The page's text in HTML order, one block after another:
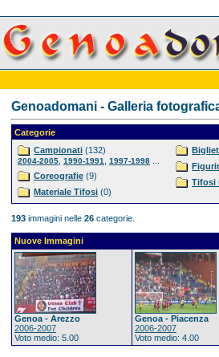
Genoadomani - Galleria
Categorie
Campionati (132)
2004-2005 1990-1991 1997-1998
Coreografie (9)
Materiale Tifosi (0)
Tifosi
193 immagini nelle 26 categorie.
Nuove Immagini
Genoa - Arezzo
2006-2007
Voto medio: 5.00
Genoa - Piacenza
2006-2007
Voto medio: 4.00